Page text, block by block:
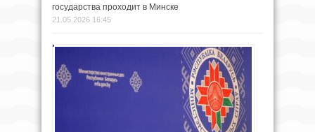
государства проходит в Минске
21.05.2026 16:45